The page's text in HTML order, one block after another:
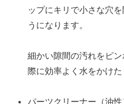
ップにキリで小さな穴
うになります。
細かい隙間の汚れをピ
際に効率よく水をかけた
パーツクリーナー（油性